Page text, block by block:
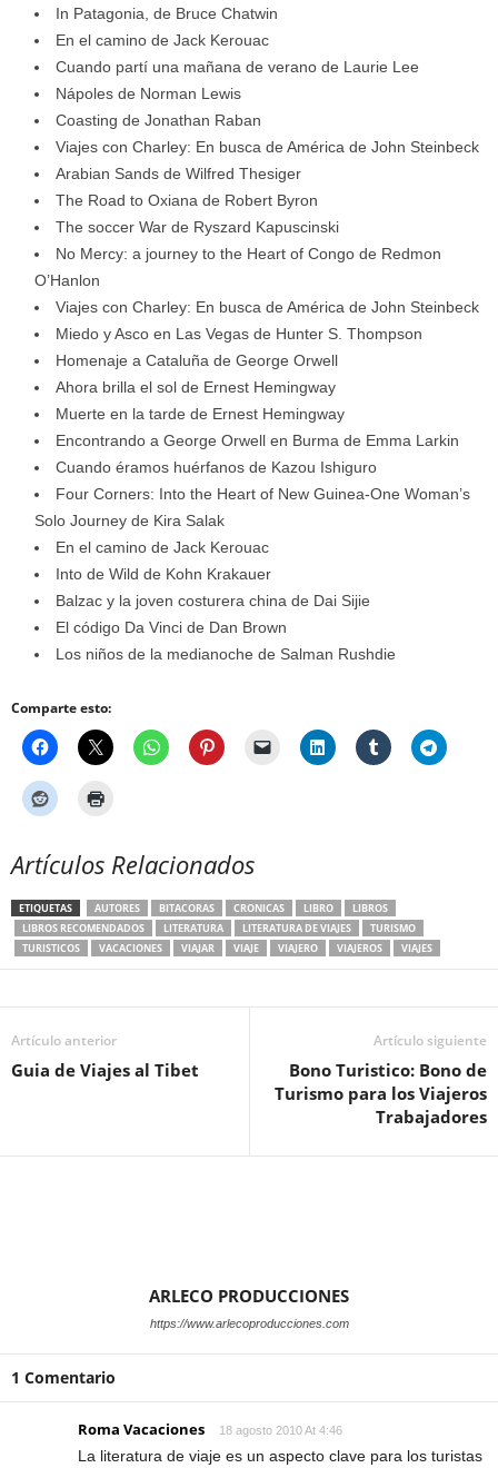
In Patagonia, de Bruce Chatwin
En el camino de Jack Kerouac
Cuando partí una mañana de verano de Laurie Lee
Nápoles de Norman Lewis
Coasting de Jonathan Raban
Viajes con Charley: En busca de América de John Steinbeck
Arabian Sands de Wilfred Thesiger
The Road to Oxiana de Robert Byron
The soccer War de Ryszard Kapuscinski
No Mercy: a journey to the Heart of Congo de Redmon
O’Hanlon
Viajes con Charley: En busca de América de John Steinbeck
Miedo y Asco en Las Vegas de Hunter S. Thompson
Homenaje a Cataluña de George Orwell
Ahora brilla el sol de Ernest Hemingway
Muerte en la tarde de Ernest Hemingway
Encontrando a George Orwell en Burma de Emma Larkin
Cuando éramos huérfanos de Kazou Ishiguro
Four Corners: Into the Heart of New Guinea-One Woman’s
Solo Journey de Kira Salak
En el camino de Jack Kerouac
Into de Wild de Kohn Krakauer
Balzac y la joven costurera china de Dai Sijie
El código Da Vinci de Dan Brown
Los niños de la medianoche de Salman Rushdie
Comparte esto:
Artículos Relacionados
ETIQUETAS AUTORES BITACORAS CRONICAS LIBRO
LIBROS
LIBROS RECOMENDADOS
LITERATURA LITERATURA DE VIAJES
TURISMO
TURISTICOS
VACACIONES VIAJAR VIAJE VIAJERO VIAJEROS VIAJES
Artículo anterior
Guia de Viajes al Tibet
Artículo siguiente
Bono Turistico: Bono de
Turismo para los Viajeros
Trabajadores
ARLECO PRODUCCIONES
https://www.arlecoproducciones.com
1 Comentario
Roma Vacaciones 18 agosto 2010 At 4:46
La literatura de viaje es un aspecto clave para los turistas